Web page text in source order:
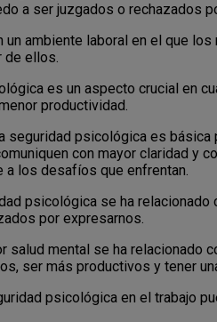
a ser juzgados o rechazados
un ambiente laboral en el que
de ellos.
es un aspecto crucial en
productividad.
seguridad psicológica es
con mayor claridad y
a los desafíos que enfrentan.
psicológica se ha
por expresarnos.
salud mental se ha relacionado
ser más productivos y tener
psicológica en el trabajo